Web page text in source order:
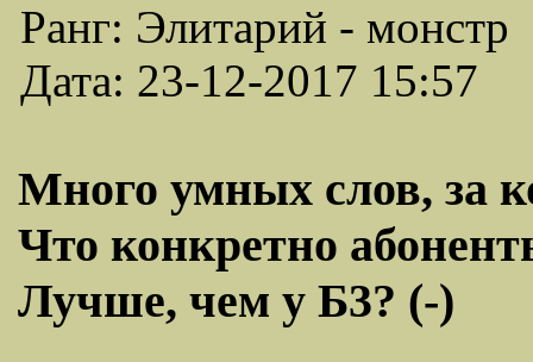
Ранг: Элитарий - монстр
Дата: 23-12-2017 15:57
Много умных слов, за
Что конкретно
Лучше, чем у Б3? (-)